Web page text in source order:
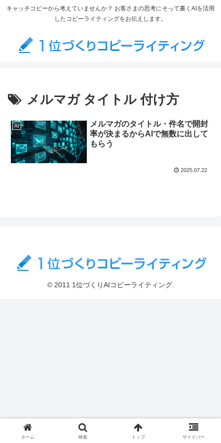
キャッチコピーから考えていませんか？ お客さまの思考にそって書くAIを活用
したコピーライティングをお伝えします。
メルマガ タイトル 付け方
AI
メルマガのタイトル・件名で開封
率が決まるからAIで無数に出して
もらう
2025.07.22
© 2011 1位づくりAIコピーライティング.
ホーム 検索 トップ サイドバー